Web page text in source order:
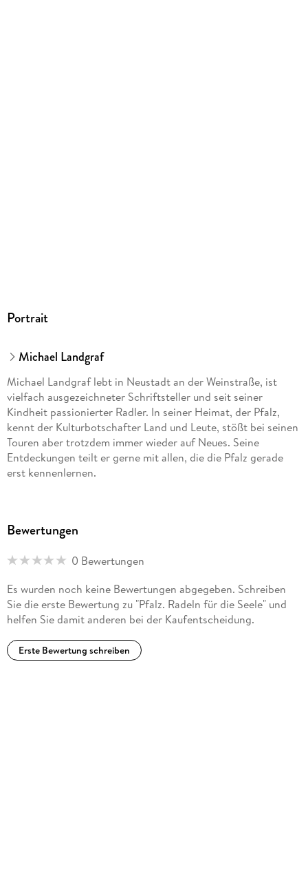
Portrait
Michael Landgraf
Michael Landgraf lebt in Neustadt an der Weinstraße, ist
vielfach ausgezeichneter Schriftsteller und seit seiner
Kindheit passionierter Radler. In seiner Heimat, der Pfalz,
kennt der Kulturbotschafter Land und Leute, stößt bei seinen
Touren aber trotzdem immer wieder auf Neues. Seine
Entdeckungen teilt er gerne mit allen, die die Pfalz gerade
erst kennenlernen.
Bewertungen
0 Bewertungen
Es wurden noch keine Bewertungen abgegeben. Schreiben
Sie die erste Bewertung zu "Pfalz. Radeln für die Seele" und
helfen Sie damit anderen bei der Kaufentscheidung.
Erste Bewertung schreiben